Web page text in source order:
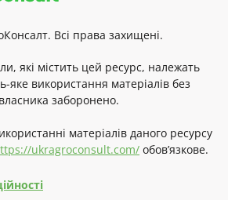
Всі права захищені.
які містить цей ресурс, належать
яке використання матеріалів без
заборонено.
матеріалів даного ресурсу
ukragroconsult.com/ обов’язкове.